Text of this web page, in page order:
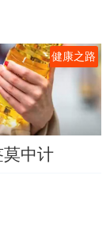
健康之路
中计